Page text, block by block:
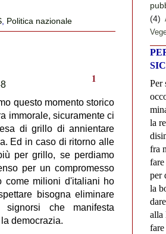
Politica nazionale
questo momento storico
immorale, sicuramente ci
di grillo di annientare
Ed in caso di ritorno alle
per grillo, se perdiamo
per un compromesso
come milioni d'italiani ho
bisogna eliminare
che manifesta
democrazia.
(4)
Per
la
fra
fare
per
la
alla
fare